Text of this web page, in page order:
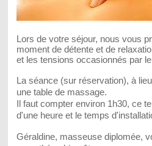
Lors de votre séjour, nous vous
moment de détente et de
et les tensions occasionnés par
La séance (sur réservation), à
une table de massage.
Il faut compter environ 1h30, ce
d'une heure et le temps
Géraldine, masseuse diplomée,